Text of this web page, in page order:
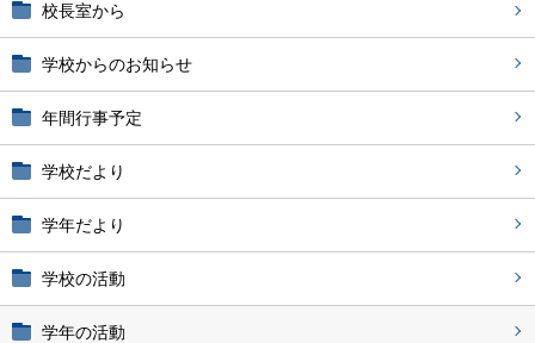
校長室から
学校からのお知らせ
年間行事予定
学校だより
学年だより
学校の活動
学年の活動